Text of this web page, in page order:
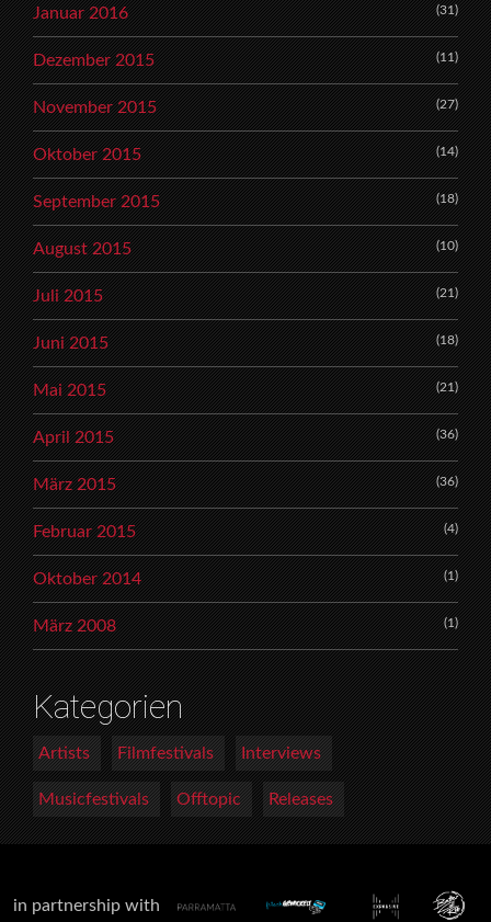
Januar 2016 (31)
Dezember 2015 (11)
November 2015 (27)
Oktober 2015 (14)
September 2015 (18)
August 2015 (10)
Juli 2015 (21)
Juni 2015 (18)
Mai 2015 (21)
April 2015 (36)
März 2015 (36)
Februar 2015 (4)
Oktober 2014 (1)
März 2008 (1)
Kategorien
Artists Filmfestivals Interviews
Musicfestivals Offtopic Releases
in partnership with